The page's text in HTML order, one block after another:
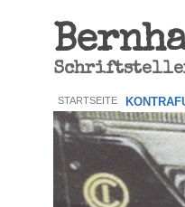
STARTSEITE